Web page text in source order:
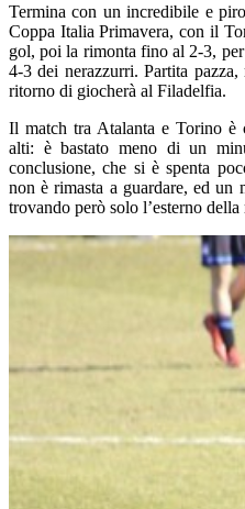
Termina con un incredibile e
Coppa Italia Primavera, con il
gol, poi la rimonta fino al 2-3,
4-3 dei nerazzurri. Partita
ritorno di giocherà al Filadelfia.
Il match tra Atalanta e Torino
alti: è bastato meno di un
conclusione, che si è spenta
non è rimasta a guardare, ed un
trovando però solo l’esterno della